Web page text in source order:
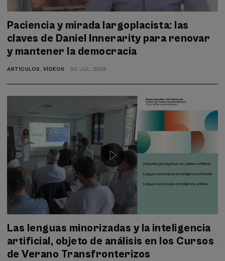
Paciencia y mirada largoplacista: las
claves de Daniel Innerarity para renovar
y mantener la democracia
ARTÍCULOS , VÍDEOS 30. JUL, 2026
Las lenguas minorizadas y la inteligencia
artificial, objeto de análisis en los Cursos
de Verano Transfronterizos